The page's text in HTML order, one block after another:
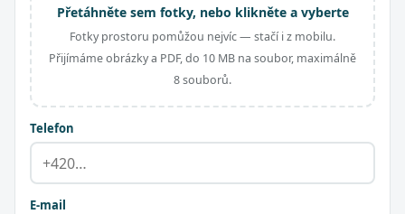
Přetáhněte sem fotky, nebo klikněte a vyberte
Fotky prostoru pomůžou nejvíc — stačí i z mobilu.
Přijímáme obrázky a PDF, do 10 MB na soubor, maximálně
8 souborů.
Telefon
E-mail